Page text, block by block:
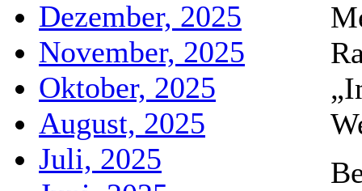
Dezember, 2025
November, 2025
Oktober, 2025
August, 2025
Juli, 2025